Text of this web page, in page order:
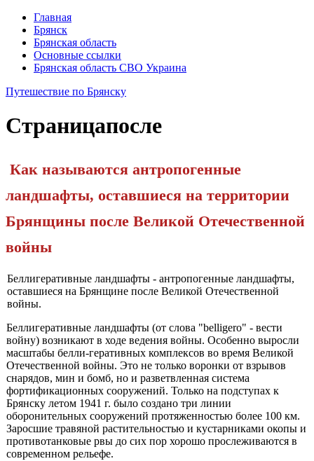
Главная
Брянск
Брянская область
Основные ссылки
Брянская область СВО Украина
Путешествие по Брянску
Страницапосле
Как называются антропогенные
ландшафты, оставшиеся на территории
Брянщины после Вели­кой Отечественной
войны
Беллигеративные ландшафты - антропогенные ландшафты,
остав­шиеся на Брянщине после Великой Отечественной
войны.
Беллигеративные ландшафты (от слова "belligero" - вести
войну) возникают в ходе ведения войны. Особенно выросли
масштабы белли-геративных комплексов во время Великой
Отечественной войны. Это не только воронки от взрывов
снарядов, мин и бомб, но и разветвлен­ная система
фортификационных сооружений. Только на подступах к
Брянску летом 1941 г. было создано три линии
оборонительных со­оружений протяженностью более 100 км.
Заросшие травяной расти­тельностью и кустарниками окопы и
противотанковые рвы до сих пор хорошо прослеживаются в
современном рельефе.